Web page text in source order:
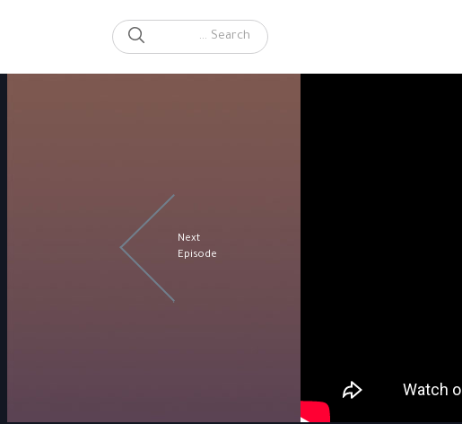
Search for:
SEARCH
Next
Episode